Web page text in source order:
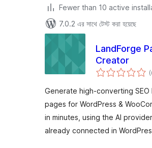
Fewer than 10 active
7.0.2 এর সাথে টেস্ট করা হয়েছে
LandForge
Creator
Generate high-converting SEO
pages for WordPress &
in minutes, using the AI
already connected in